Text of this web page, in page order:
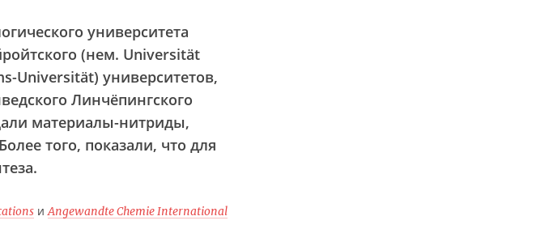
университета
(нем. Universität
Universität) университетов,
Линчёпингского
материалы-нитриды,
того, показали, что для
иAngewandte Chemie International